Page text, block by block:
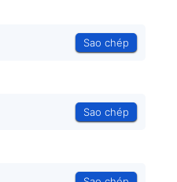
Sao chép
Sao chép